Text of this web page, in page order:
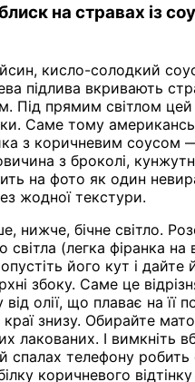
на стравах із
кисло-солодкий
підлива вкривають
Під прямим світлом
Саме тому
з коричневим соусом
з броколі,
на фото як один
жодної текстури.
нижче, бічне світло.
(легка фіранка на
його кут і дайте
збоку. Саме це
олії, що плаває на її
знизу. Обирайте
лакованих. І вимкніть
спалах телефону робить
коричневого